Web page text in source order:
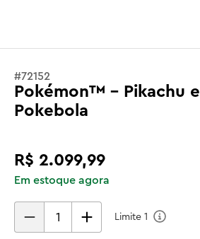
#72152
Pokémon™ - Pikachu e
Pokebola
R$ 2.099,99
Em estoque agora
Limite 1